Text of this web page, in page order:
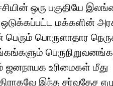
ஒரு பகுதியே
மக்களின்
பெரும் பொருளாதார
ஜனநாயக உரிமைகள் மீது
இந்த சர்வதேச